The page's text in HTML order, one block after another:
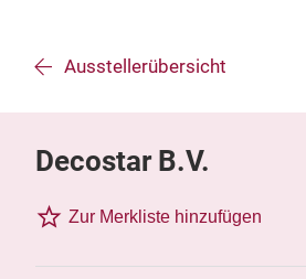
Ausstellerübersicht
Decostar B.V.
Zur Merkliste hinzufügen